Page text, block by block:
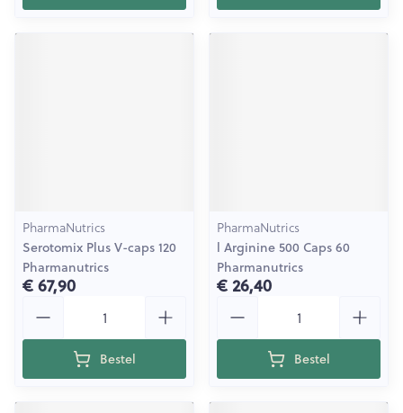
PharmaNutrics
Serotomix Plus V-caps 120
Pharmanutrics
€ 67,90
Bestel
PharmaNutrics
l Arginine 500 Caps 60
Pharmanutrics
€ 26,40
Bestel